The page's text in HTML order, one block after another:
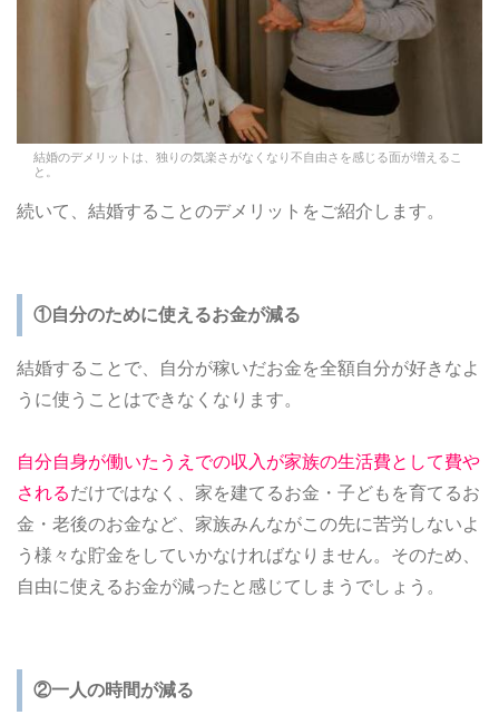
結婚のデメリットは、独りの気楽さがなくなり不自由さを感じる面が増えるこ
と。
続いて、結婚することのデメリットをご紹介します。
①自分のために使えるお金が減る
結婚することで、自分が稼いだお金を全額自分が好きなよ
うに使うことはできなくなります。
自分自身が働いたうえでの収入が家族の生活費として費や
されるだけではなく、家を建てるお金・子どもを育てるお
金・老後のお金など、家族みんながこの先に苦労しないよ
う様々な貯金をしていかなければなりません。そのため、
自由に使えるお金が減ったと感じてしまうでしょう。
②一人の時間が減る